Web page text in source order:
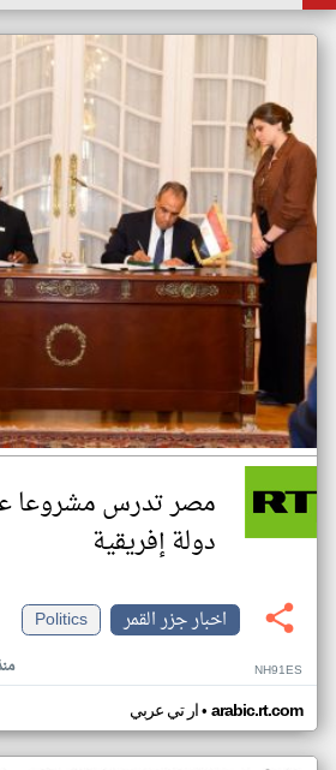
مصر تدرس مشروعا
دولة إفريقية
اخبار جزر القمر
Politics
NH91ES
ار تي عربي• arabic.rt.com